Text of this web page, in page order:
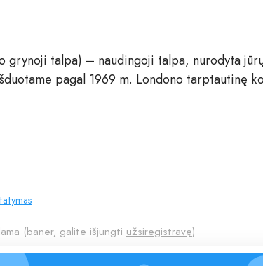
grynoji talpa) – naudingoji talpa, nurodyta
pagal 1969 m. Londono tarptautinę
(banerį galite išjungti užsiregistravę)